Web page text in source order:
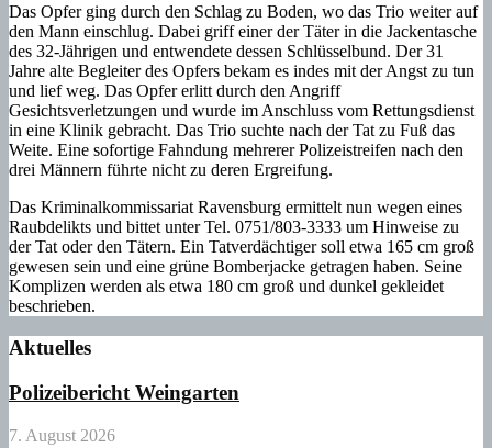
Das Opfer ging durch den Schlag zu Boden, wo das Trio weiter auf
den Mann einschlug. Dabei griff einer der Täter in die Jackentasche
des 32-Jährigen und entwendete dessen Schlüsselbund. Der 31
Jahre alte Begleiter des Opfers bekam es indes mit der Angst zu tun
und lief weg. Das Opfer erlitt durch den Angriff
Gesichtsverletzungen und wurde im Anschluss vom Rettungsdienst
in eine Klinik gebracht. Das Trio suchte nach der Tat zu Fuß das
Weite. Eine sofortige Fahndung mehrerer Polizeistreifen nach den
drei Männern führte nicht zu deren Ergreifung.
Das Kriminalkommissariat Ravensburg ermittelt nun wegen eines
Raubdelikts und bittet unter Tel. 0751/803-3333 um Hinweise zu
der Tat oder den Tätern. Ein Tatverdächtiger soll etwa 165 cm groß
gewesen sein und eine grüne Bomberjacke getragen haben. Seine
Komplizen werden als etwa 180 cm groß und dunkel gekleidet
beschrieben.
Aktuelles
Polizeibericht Weingarten
7. August 2026